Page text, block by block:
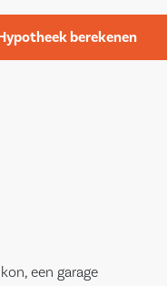
berekenen
een garage